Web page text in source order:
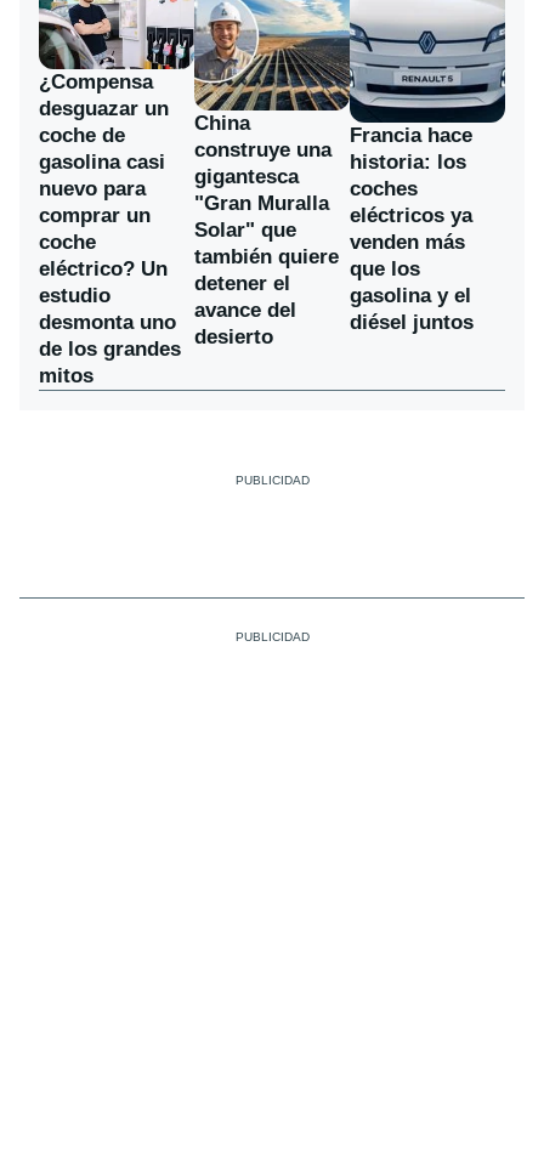
¿Compensa
desguazar un
coche de
gasolina casi
nuevo para
comprar un
coche
eléctrico? Un
estudio
desmonta uno
de los grandes
mitos
China
construye una
gigantesca
"Gran Muralla
Solar" que
también quiere
detener el
avance del
desierto
Francia hace
historia: los
coches
eléctricos ya
venden más
que los
gasolina y el
diésel juntos